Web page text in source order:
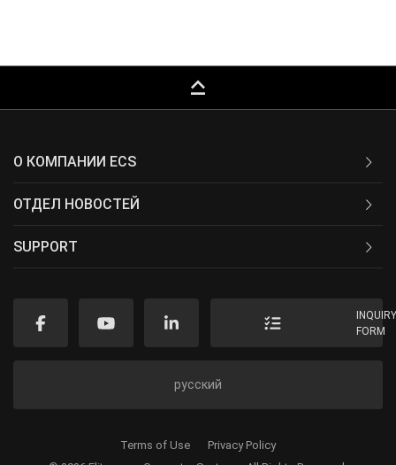
keyboard_capslock
О КОМПАНИИ ECS
ОТДЕЛ НОВОСТЕЙ
SUPPORT
FORM
русский
Terms of Use Privacy Policy